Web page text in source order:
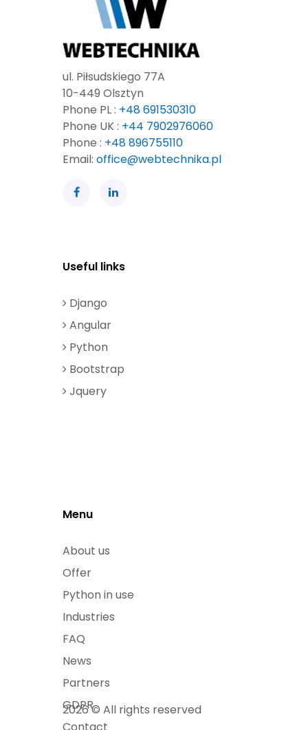
ul. Piłsudskiego 77A
10-449 Olsztyn
Phone PL : +48 691530310
Phone UK : +44 7902976060
Phone : +48 896755110
Email: office@webtechnika.pl
Useful links
Django
Angular
Python
Bootstrap
Jquery
Menu
About us
Offer
Python in use
Industries
FAQ
News
Partners
GDPR
2026 © All rights reserved